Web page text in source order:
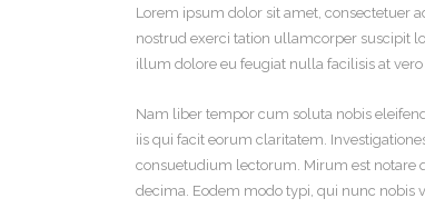
Lorem ipsum dolor sit amet, consectetuer
nostrud exerci tation ullamcorper suscipit
illum dolore eu feugiat nulla facilisis at
Nam liber tempor cum soluta nobis
iis qui facit eorum claritatem.
consuetudium lectorum. Mirum est notare
decima. Eodem modo typi, qui nunc